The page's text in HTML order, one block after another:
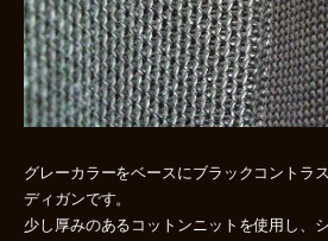
グレーカラーをベースにブラックコントラ
ディガンです。
少し厚みのあるコットンニットを使用し、